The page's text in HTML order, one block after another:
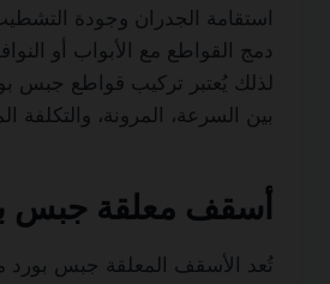
استقامة الجدران وجودة
دمج القواطع مع الأبواب أو
لذلك يُعتبر تركيب قواطع جبس
بين السرعة، المرونة، والتكلفة
أسقف معلقة جبس
تُعد الأسقف المعلقة جبس بورد